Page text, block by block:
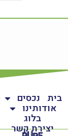
בית נכסים
אודותינו
בלוג
יצירת קשר